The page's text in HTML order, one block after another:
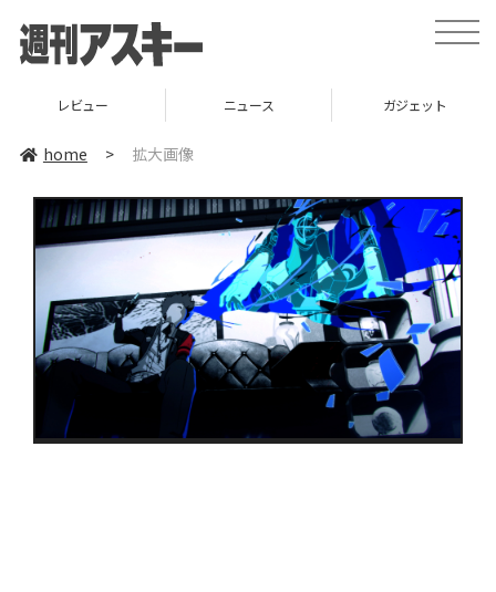
toggle
レビュー ニュース ガジェット
home > 拡大画像